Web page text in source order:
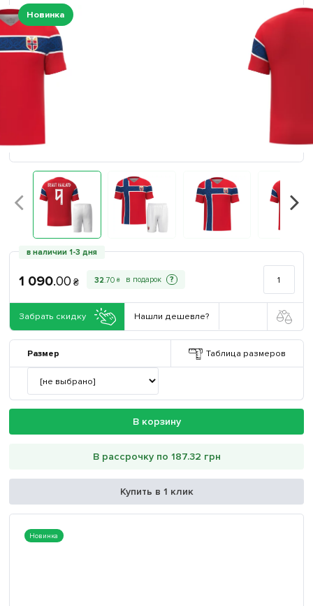
Новинка
в наличии 1-3 дня
1 090.00 ₴ 32.70 ₴ ?
Забрать скидку Нашли дешевле?
Размер Таблица размеров
В корзину
В рассрочку по 187.32 грн
Купить в 1 клик
Новинка